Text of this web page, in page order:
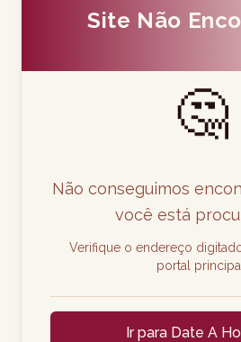
Site Não
🤔
Não conseguimos
você está
Verifique o endereço
portal
Ir para Date A